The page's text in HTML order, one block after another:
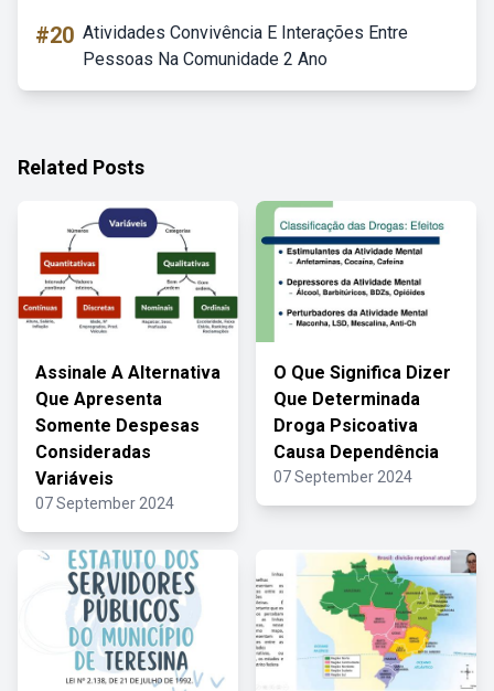
#20 Atividades Convivência E Interações Entre
Pessoas Na Comunidade 2 Ano
Related Posts
Assinale A Alternativa
Que Apresenta
Somente Despesas
Consideradas
Variáveis
07 September 2024
O Que Significa Dizer
Que Determinada
Droga Psicoativa
Causa Dependência
07 September 2024